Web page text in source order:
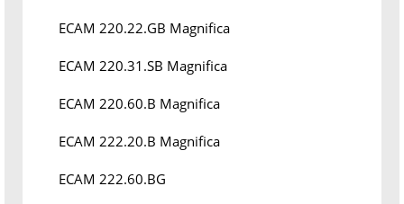
ECAM 220.22.GB Magnifica
ECAM 220.31.SB Magnifica
ECAM 220.60.B Magnifica
ECAM 222.20.B Magnifica
ECAM 222.60.BG